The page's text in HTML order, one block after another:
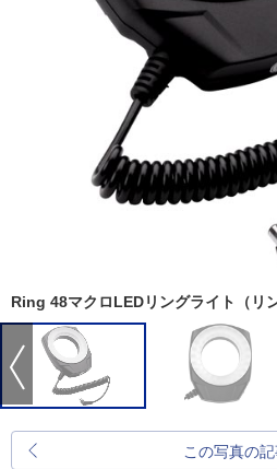
Ring 48マクロLEDリングライト（リ
この写真の